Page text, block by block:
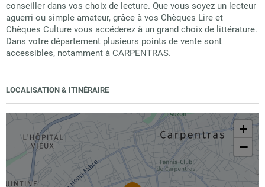
conseiller dans vos choix de lecture. Que vous soyez un lecteur
aguerri ou simple amateur, grâce à vos Chèques Lire et
Chèques Culture vous accéderez à un grand choix de littérature.
Dans votre département plusieurs points de vente sont
accessibles, notamment à CARPENTRAS.
LOCALISATION & ITINÉRAIRE
+
−